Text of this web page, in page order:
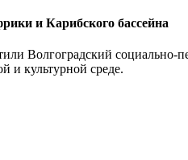
и Карибского бассейна
Волгоградский социально-
и культурной среде.